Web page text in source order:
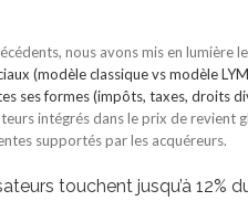
nous avons mis en lumière
(modèle classique vs modèle
ses formes (impôts, taxes, droits
intégrés dans le prix de revient
supportés par les acquéreurs.
touchent jusqu’à 12%